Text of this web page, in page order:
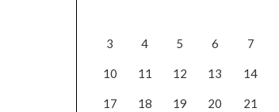
3 4 5 6 7
10 11 12 13 14
17 18 19 20 21